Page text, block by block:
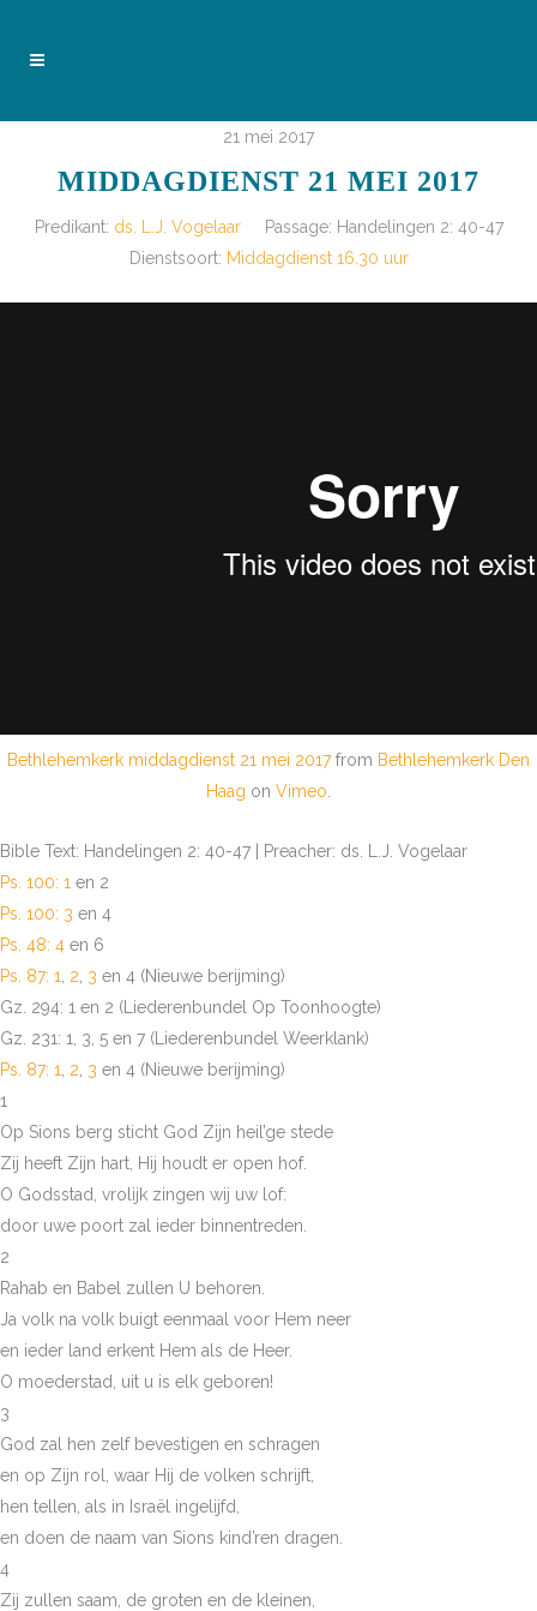
21 mei 2017
MIDDAGDIENST 21 MEI 2017
Predikant: ds. L.J. Vogelaar Passage: Handelingen 2: 40-47
Dienstsoort: Middagdienst 16.30 uur
Bethlehemkerk middagdienst 21 mei 2017from Bethlehemkerk Den
Haag on Vimeo
Bible Text: Handelingen 2: 40-47 | Preacher: ds. L.J. Vogelaar
Ps. 100: 1 en 2
Ps. 100: 3 en 4
Ps. 48: 4 en 6
Ps. 87: 1
2 3 en 4 (Nieuwe berijming)
Gz. 294: 1 en 2 (Liederenbundel Op Toonhoogte)
Gz. 231: 1, 3, 5 en 7 (Liederenbundel Weerklank)
Ps. 87: 1
2 3 en 4 (Nieuwe berijming)
1
Op Sions berg sticht God Zijn heil’ge stede
Zij heeft Zijn hart, Hij houdt er open hof.
O Godsstad, vrolijk zingen wij uw lof:
door uwe poort zal ieder binnentreden.
2
Rahab en Babel zullen U behoren.
Ja volk na volk buigt eenmaal voor Hem neer
en ieder land erkent Hem als de Heer.
O moederstad, uit u is elk geboren!
3
God zal hen zelf bevestigen en schragen
en op Zijn rol, waar Hij de volken schrijft,
hen tellen, als in Israël ingelijfd,
en doen de naam van Sions kind’ren dragen.
4
Zij zullen saam, de groten en de kleinen,